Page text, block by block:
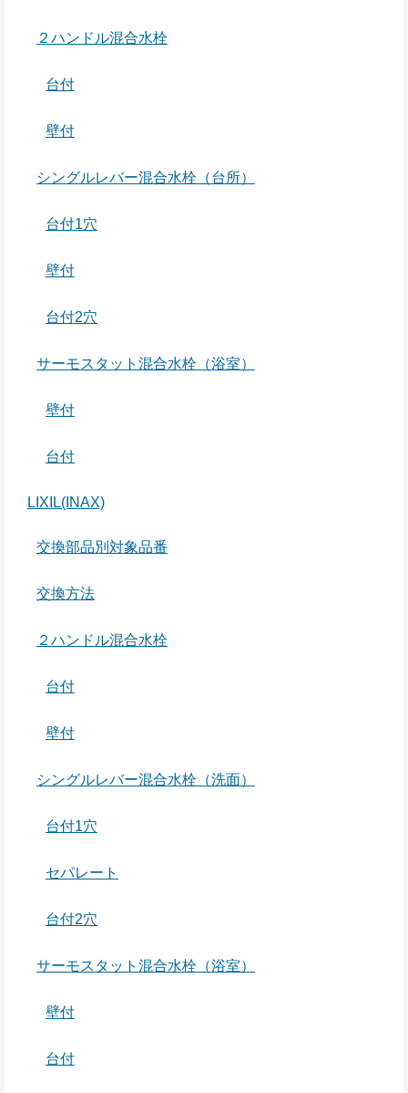
２ハンドル混合水栓
台付
壁付
シングルレバー混合水栓（台所）
台付1穴
壁付
台付2穴
サーモスタット混合水栓（浴室）
壁付
台付
LIXIL(INAX)
交換部品別対象品番
交換方法
２ハンドル混合水栓
台付
壁付
シングルレバー混合水栓（洗面）
台付1穴
セパレート
台付2穴
サーモスタット混合水栓（浴室）
壁付
台付